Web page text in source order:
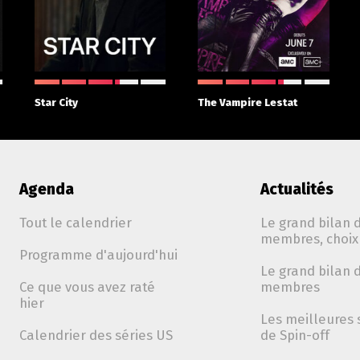
Star City The Vampire Lestat
Agenda
Tout le calendrier
Programme d'aujourd'hui
Ce que vous avez raté
hier
Calendrier des séries US
Actualités
Le grand bilan
membres,
Le grand bilan
membres
Les meilleures
de Spin-off